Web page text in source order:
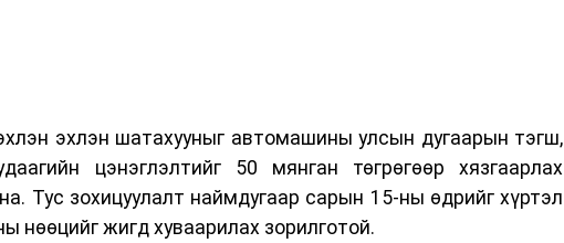
эхлэн шатахууныг автомашины улсын дугаарын тэгш,
цэнэглэлтийг 50 мянган төгрөгөөр хязгаарлах
Тус зохицуулалт наймдугаар сарын 15-ны өдрийг хүртэл
нөөцийг жигд хуваарилах зорилготой.